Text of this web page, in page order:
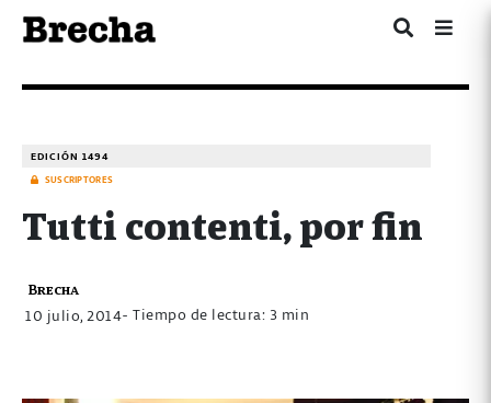
EDICIÓN 1494
SUSCRIPTORES
Tutti contenti, por fin
Brecha
10 julio, 2014- Tiempo de lectura: 3 min